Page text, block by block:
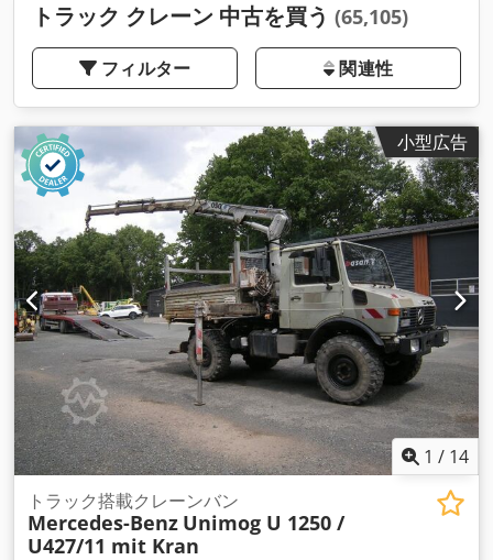
トラック クレーン 中古を買う (65,105)
フィルター 関連性
小型広告
1 / 14
トラック搭載クレーンバン
Mercedes-Benz Unimog U 1250 /
U427/11 mit Kran